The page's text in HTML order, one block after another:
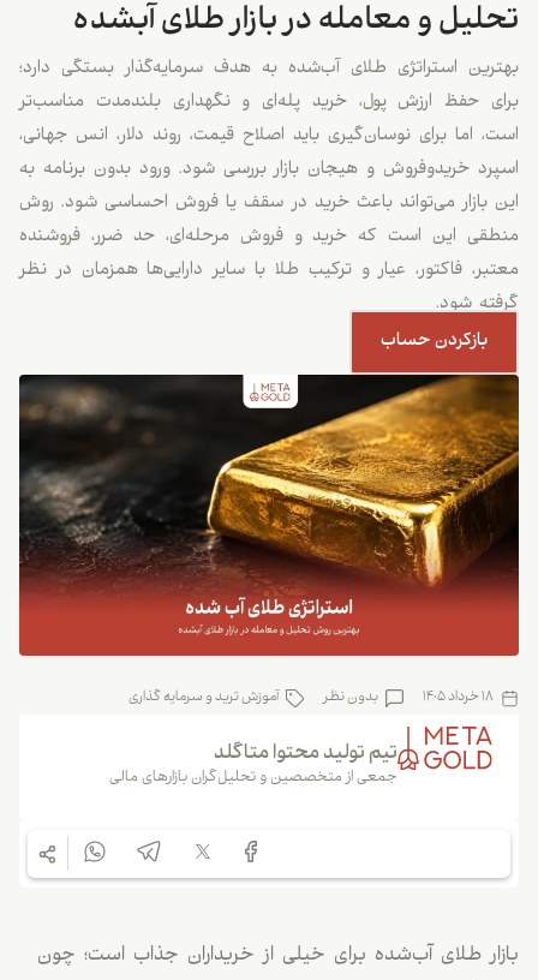
تحلیل و معامله در بازار طلای آبشده
بهترین استراتژی طلای آب‌شده به هدف سرمایه‌گذار بستگی دارد؛
برای حفظ ارزش پول، خرید پله‌ای و نگهداری بلندمدت مناسب‌تر
است، اما برای نوسان‌گیری باید اصلاح قیمت، روند دلار، انس جهانی،
اسپرد خریدوفروش و هیجان بازار بررسی شود. ورود بدون برنامه به
این بازار می‌تواند باعث خرید در سقف یا فروش احساسی شود. روش
منطقی این است که خرید و فروش مرحله‌ای، حد ضرر، فروشنده
معتبر، فاکتور، عیار و ترکیب طلا با سایر دارایی‌ها همزمان در نظر
گرفته شود.
بازکردن حساب
18 خرداد 1405 بدون نظر آموزش ترید و سرمایه گذاری
تیم تولید محتوا متاگلد
جمعی از متخصصین و تحلیل‌گران بازارهای مالی
بازار طلای آب‌شده برای خیلی از خریداران جذاب است؛ چون